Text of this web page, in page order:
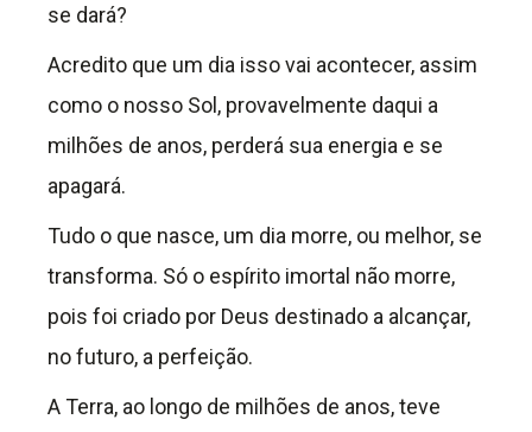
se dará?
Acredito que um dia isso vai acontecer, assim
como o nosso Sol, provavelmente daqui a
milhões de anos, perderá sua energia e se
apagará.
Tudo o que nasce, um dia morre, ou melhor, se
transforma. Só o espírito imortal não morre,
pois foi criado por Deus destinado a alcançar,
no futuro, a perfeição.
A Terra, ao longo de milhões de anos, teve